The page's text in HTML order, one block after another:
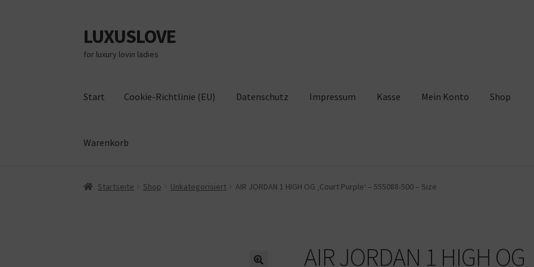
Zur
Navigation
springen
Zum
Inhalt
springen
LUXUSLOVE
for luxury lovin ladies
Start Cookie-Richtlinie (EU) Datenschutz Impressum Kasse Mein Konto Shop
Warenkorb
Start Cookie-Richtlinie (EU) Datenschutz Impressum Kasse Mein Konto Shop Warenkorb
Startseite Shop Unkategorisiert AIR JORDAN 1 HIGH OG ‚Court Purple‘ – 555088-500 – Size
AIR JORDAN 1 HIGH OG